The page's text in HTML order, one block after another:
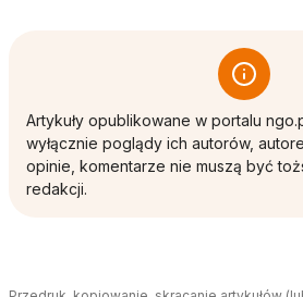
Artykuły opublikowane w portalu
wyłącznie poglądy ich autorów,
opinie, komentarze nie muszą być
redakcji.